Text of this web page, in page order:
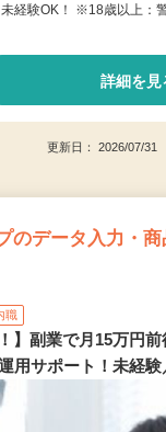
経験OK！ ※18歳以上：
詳細を見
更新日： 2026/07/
のデータ入力・
職
】副業で月15万円
用サポート！未経